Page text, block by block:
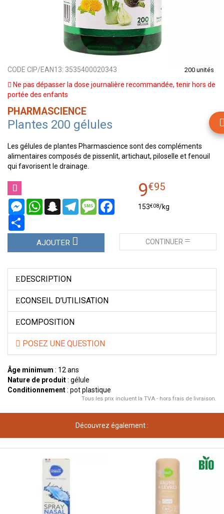
CODE CIP/EAN13: 3535400020343 200 unités
Ne pas dépasser la dose journalière recommandée, tenir hors de
portée des enfants
PHARMASCIENCE
Plantes 200 gélules
Les gélules de plantes Pharmascience sont des compléments
alimentaires composés de pissenlit, artichaut, piloselle et fenouil
qui favorisent le drainage.
MessengerWhatsAppSnapchatTelegramMessageFacebook
9€95
153€08/kg
AJOUTER CONTINUER
DESCRIPTION
CONSEIL D’UTILISATION
COMPOSITION
POSEZ UNE QUESTION
Âge minimum : 12 ans
Nature de produit: gélule
Conditionnement: pot plastique
Tous les prix incluent la TVA - hors frais de livraison.
Découvrez également :